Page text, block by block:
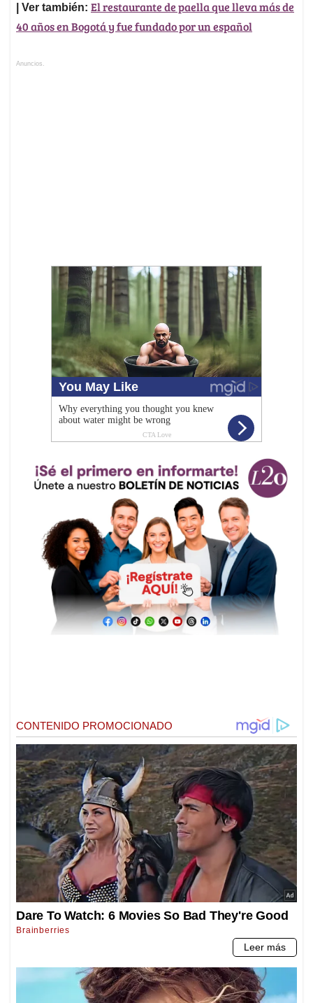
| Ver también: El restaurante de paella que lleva más de
40 años en Bogotá y fue fundado por un español
Anuncios.